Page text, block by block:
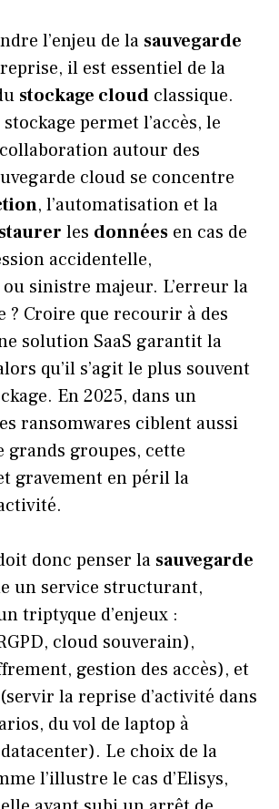
l’enjeu de la sauvegarde
il est essentiel de la
stockage cloud classique.
permet l’accès, le
autour des
cloud se concentre
, l’automatisation et la
les données en cas de
accidentelle,
sinistre majeur. L’erreur la
? Croire que recourir à des
solution SaaS garantit la
qu’il s’agit le plus souvent
En 2025, dans un
ransomwares ciblent aussi
grands groupes, cette
gravement en péril la
donc penser la sauvegarde
un service structurant,
triptyque d’enjeux :
cloud souverain),
gestion des accès), et
la reprise d’activité dans
du vol de laptop à
Le choix de la
l’illustre le cas d’Elisys,